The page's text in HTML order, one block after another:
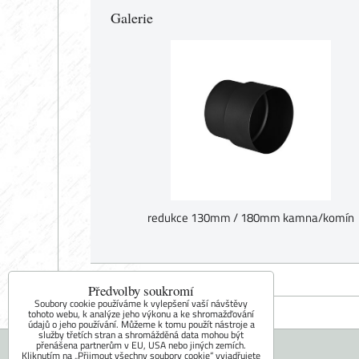
Galerie
redukce 130mm / 180mm kamna/komín
Předvolby soukromí
Soubory cookie používáme k vylepšení vaší návštěvy
tohoto webu, k analýze jeho výkonu a ke shromažďování
údajů o jeho používání. Můžeme k tomu použít nástroje a
služby třetích stran a shromážděná data mohou být
přenášena partnerům v EU, USA nebo jiných zemích.
Kliknutím na „Přijmout všechny soubory cookie“ vyjadřujete